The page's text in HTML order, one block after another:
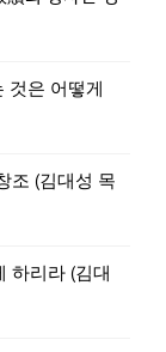
것은 어떻게
조 (김대성 목
하리라 (김대